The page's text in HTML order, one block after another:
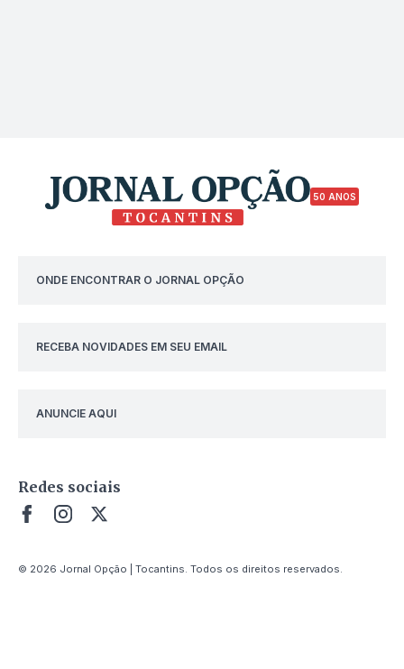
50 ANOS
ONDE ENCONTRAR O JORNAL OPÇÃO
RECEBA NOVIDADES EM SEU EMAIL
ANUNCIE AQUI
Redes sociais
© 2026 Jornal Opção | Tocantins. Todos os direitos reservados.